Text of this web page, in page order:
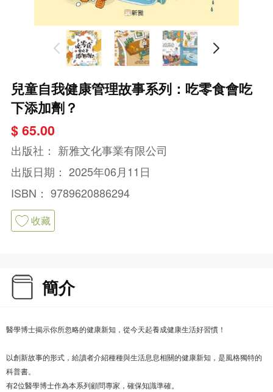
兒童自我健康管理故事系列：吃零食會吃
下添加劑？
$ 65.00
出版社： 新雅文化事業有限公司
出版日期： 2025年06月11日
ISBN： 9789620886294
收藏
簡介
醫學博士揭示你所忽略的健康新知，從今天起養成健康生活好習慣！
以創新故事的形式，給讀者介紹種種與生活息息相關的健康新知，是風格獨特的
科普書。
有2位醫學博士作為本系列顧問專家，確保知識準確。